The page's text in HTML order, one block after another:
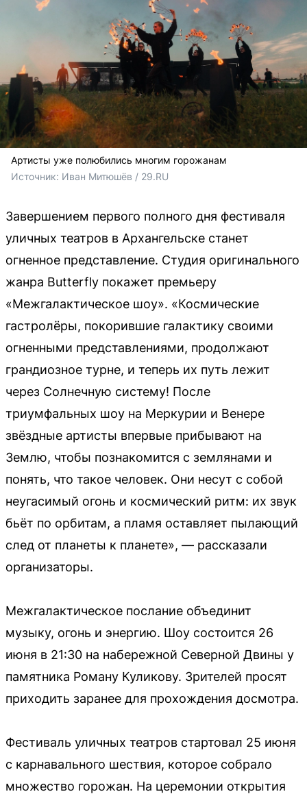
Артисты уже полюбились многим горожанам
Источник: Иван Митюшёв / 29.RU
Завершением первого полного дня фестиваля
уличных театров в Архангельске станет
огненное представление. Студия оригинального
жанра Butterfly покажет премьеру
«Межгалактическое шоу». «Космические
гастролёры, покорившие галактику своими
огненными представлениями, продолжают
грандиозное турне, и теперь их путь лежит
через Солнечную систему! После
триумфальных шоу на Меркурии и Венере
звёздные артисты впервые прибывают на
Землю, чтобы познакомится с землянами и
понять, что такое человек. Они несут с собой
неугасимый огонь и космический ритм: их звук
бьёт по орбитам, а пламя оставляет пылающий
след от планеты к планете», — рассказали
организаторы.
Межгалактическое послание объединит
музыку, огонь и энергию. Шоу состоится 26
июня в 21:30 на набережной Северной Двины у
памятника Роману Куликову. Зрителей просят
приходить заранее для прохождения досмотра.
Фестиваль уличных театров стартовал 25 июня
с карнавального шествия, которое собрало
множество горожан. На церемонии открытия